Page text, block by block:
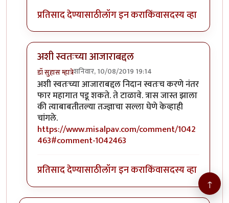
प्रतिसाद देण्यासाठीलॉग इन कराकिंवासदस्य व्हा
अशी स्वतःच्या आजाराबद्दल
डॉ सुहास म्हात्रेशनिवार, 10/08/2019 19:14
In reply toजॉन भाऊ मी तणावग्रस्त नसुनbyतमराज
अशी स्वतःच्या आजाराबद्दल निदान स्वतःच करणे नंतर
फार महागात पडू शकते. ते टाळावे. त्रास जास्त झाला
की त्याबाबतीतल्या तज्ज्ञाचा सल्ला घेणे केव्हाही
चांगले.
https://www.misalpav.com/comment/1042
463#comment-1042463
प्रतिसाद देण्यासाठीलॉग इन कराकिंवासदस्य व्हा
↑